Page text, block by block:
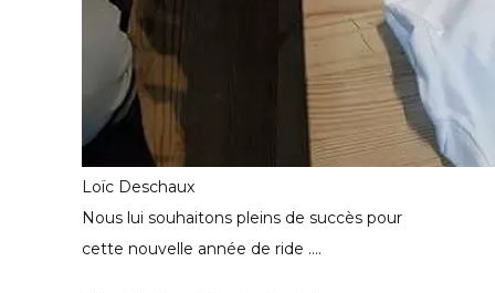
Loïc Deschaux
Nous lui souhaitons pleins de succès pour
cette nouvelle année de ride ….